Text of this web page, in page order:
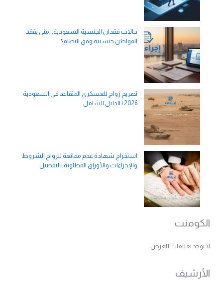
حالات فقدان الجنسية السعودية.. متى يفقد
المواطن جنسيته وفق النظام؟
تصريح زواج للعسكري المتقاعد في السعودية
2026 | الدليل الشامل
استخراج شهادة عدم ممانعة للزواج الشروط
والإجراءات والأوراق المطلوبة بالتفصيل
الكومنت
لا توجد تعليقات للعرض.
الأرشيف